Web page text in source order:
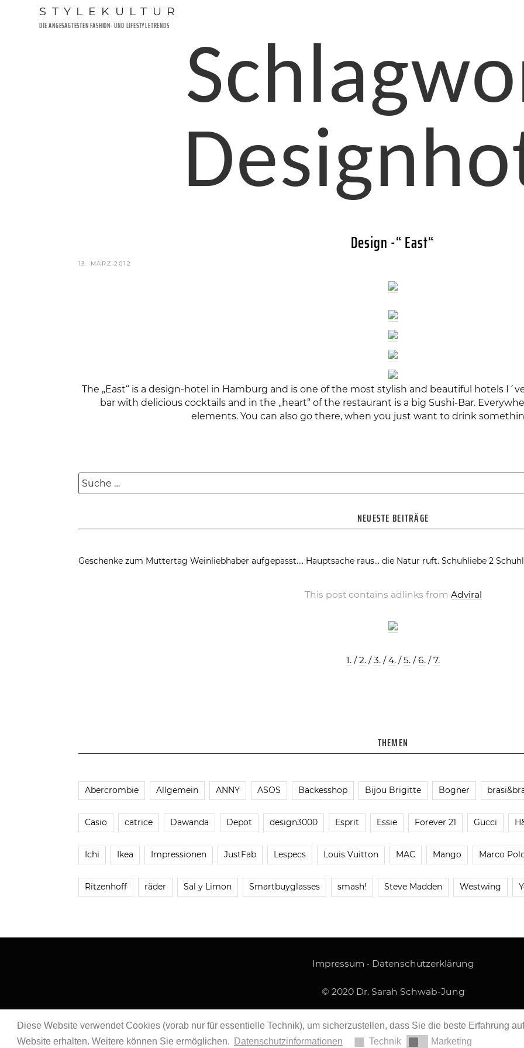
Diese Website verwendet Cookies (vorab nur für essentielle Technik), um sicherzustellen, dass Sie die beste Erfahrung
Website erhalten. Weitere können Sie ermöglichen.
Datenschutzinformationen Technik Marketing
STYLEKULTUR
DIE ANGESAGTESTEN FASHION- UND LIFESTYLETRENDS
VERÖFFENTLICHT
13. MÄRZ 2012
Design -“ East“
The „East“ is a design-hotel in Hamburg and is one of the most stylish and beautiful hotels
bar with delicious cocktails and in the „heart“ of the restaurant is a big Sushi-Bar.
elements. You can also go there, when you just want to drink
Suche
nach:
NEUESTE BEITRÄGE
Geschenke zum Muttertag Weinliebhaber aufgepasst…. Hauptsache raus… die Natur ruft. Schuhliebe 2
This post contains adlinks from Adviral
1. /2. /3. /4. /5. /6. /7.
THEMEN
Abercrombie Allgemein ANNY ASOS Backesshop Bijou Brigitte Bogner
Casio catrice Dawanda Depot design3000 Esprit Essie Forever 21 Gucci
Ichi Ikea Impressionen JustFab Lespecs Louis Vuitton MAC Mango Marco
Ritzenhoff räder Sal y Limon Smartbuyglasses smash! Steve Madden Westwing
Impressum • Datenschutzerklärung
© 2020 Dr. Sarah Schwab-Jung